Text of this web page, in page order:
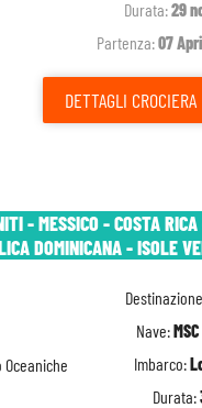
Durata:29
Partenza:07
DETTAGLI CROCIERA
- MESSICO - COSTA
DOMINICANA - ISOLE
Nave:
Imbarco:
Durata: